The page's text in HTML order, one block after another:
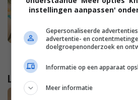
Lees verder...
instellingen aanpassen'
Gepersonaliseerde
advertentie- en
doelgroepenonderzoek en
Informatie op een apparaat
Meer informatie